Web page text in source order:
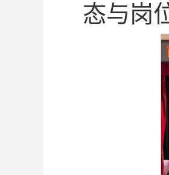
态与岗